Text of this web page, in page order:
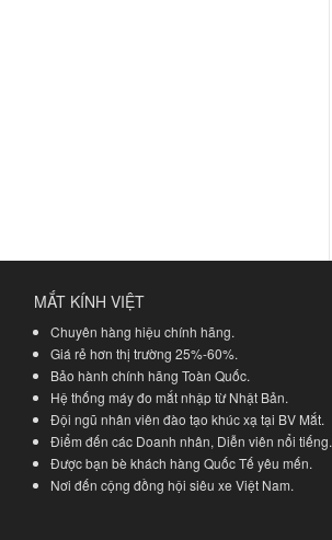
MẮT KÍNH VIỆT
Chuyên hàng hiệu chính hãng.
Giá rẻ hơn thị trường 25%-60%.
Bảo hành chính hãng Toàn Quốc.
Hệ thống máy đo mắt nhập từ Nhật Bản.
Đội ngũ nhân viên đào tạo khúc xạ tại BV Mắt.
Điểm đến các Doanh nhân, Diễn viên nổi tiếng.
Được bạn bè khách hàng Quốc Tế yêu mến.
Nơi đến cộng đồng hội siêu xe Việt Nam.